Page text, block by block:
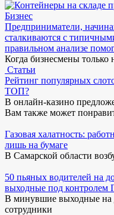
Бизнес
Предприниматели,
сталкиваются с
правильном анализе
Когда бизнесмены только
Статьи
Рейтинг популярных
ТОП?
В онлайн-казино
Вам также может
Газовая халатность:
лишь на бумаге
В Самарской области
50 пьяных водителей на
выходные под
В минувшие выходные на
сотрудники